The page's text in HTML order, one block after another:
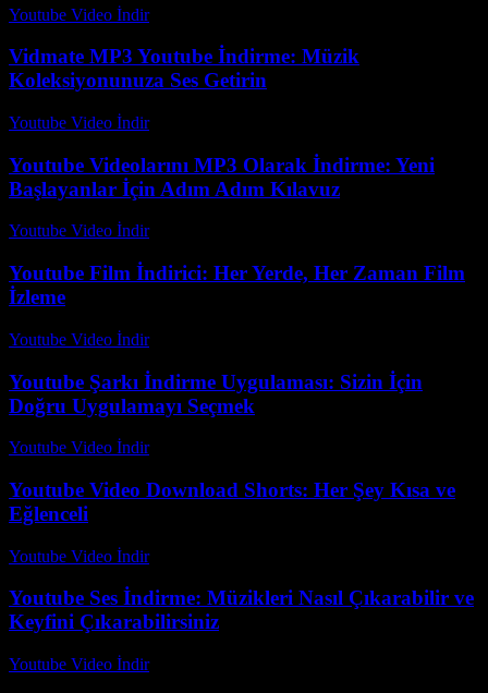
Youtube Video İndir-
Vidmate MP3 Youtube İndirme: Müzik
Koleksiyonunuza Ses Getirin
Youtube Video İndir-
Youtube Videolarını MP3 Olarak İndirme: Yeni
Başlayanlar İçin Adım Adım Kılavuz
Youtube Video İndir-
Youtube Film İndirici: Her Yerde, Her Zaman Film
İzleme
Youtube Video İndir-
Youtube Şarkı İndirme Uygulaması: Sizin İçin
Doğru Uygulamayı Seçmek
Youtube Video İndir-
Youtube Video Download Shorts: Her Şey Kısa ve
Eğlenceli
Youtube Video İndir-
Youtube Ses İndirme: Müzikleri Nasıl Çıkarabilir ve
Keyfini Çıkarabilirsiniz
Youtube Video İndir-